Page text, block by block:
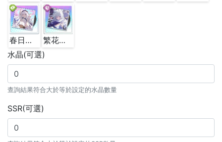
春日紀事
繁花幻夢
水晶(可選)
查詢結果符合大於等於設定的水晶數量
SSR(可選)